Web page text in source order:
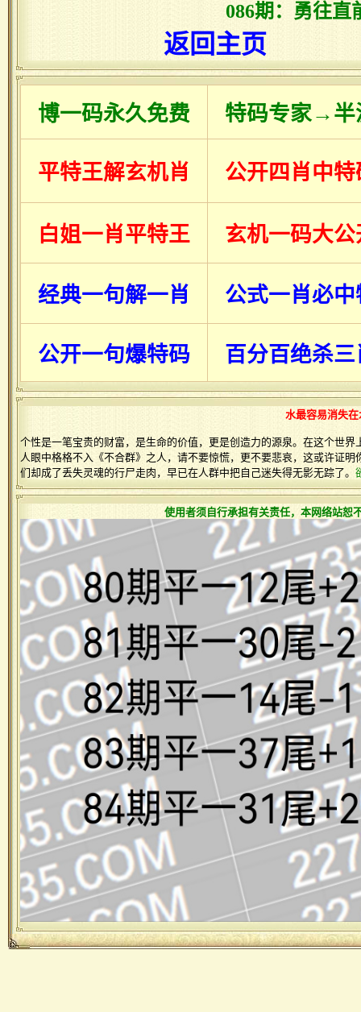
086期：勇往
返回主页
博一码永久免费 特码专家→半
平特王解玄机肖 公开四肖中特
白姐一肖平特王 玄机一码大公
经典一句解一肖 公式一肖必中
公开一句爆特码 百分百绝杀三
水最容易消失
个性是一笔宝贵的财富，是生命的价值，更是创造力的源泉。在这个世
人眼中格格不入《不合群》之人，请不要惊慌，更不要悲哀，这或许证
们却成了丢失灵魂的行尸走肉，早已在人群中把自己迷失得无影无踪了。
使用者须自行承担有关责任，本网络站恕